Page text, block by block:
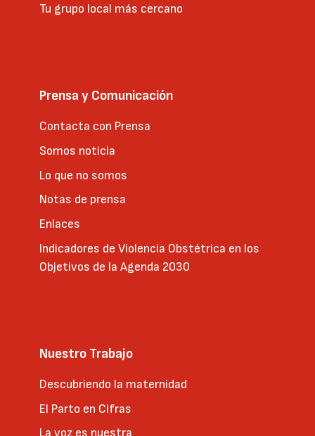
Tu grupo local más cercano
Prensa y Comunicación
Contacta con Prensa
Somos noticia
Lo que no somos
Notas de prensa
Enlaces
Indicadores de Violencia Obstétrica en los
Objetivos de la Agenda 2030
Nuestro Trabajo
Descubriendo la maternidad
El Parto en Cifras